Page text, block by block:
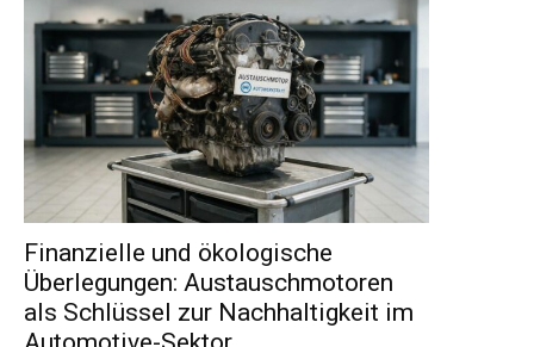
Finanzielle und ökologische
Überlegungen: Austauschmotoren
als Schlüssel zur Nachhaltigkeit im